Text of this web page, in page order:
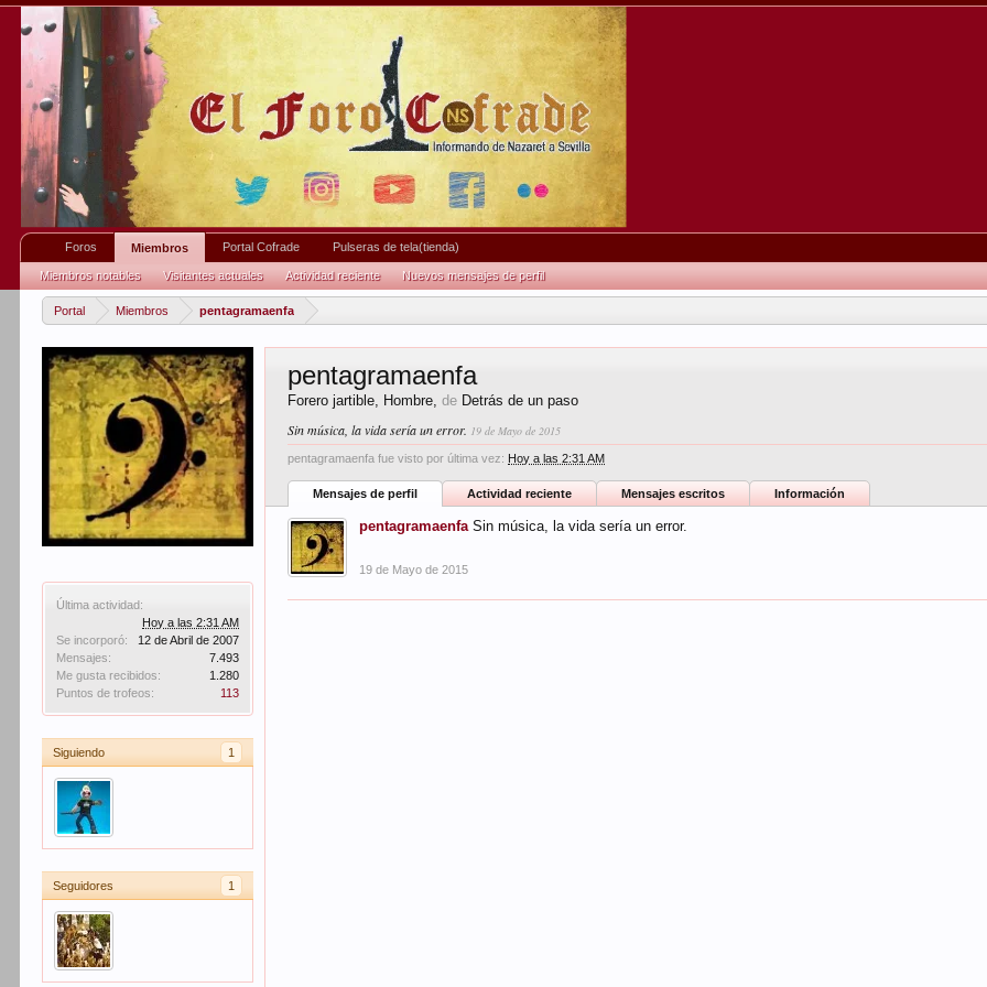
Portal Miembros pentagramaenfa
Última actividad:
Hoy a las 2:31 AM
Se incorporó:
12 de Abril de 2007
Mensajes:
7.493
Me gusta recibidos:
1.280
Puntos de trofeos:
113
Siguiendo 1
Seguidores 1
pentagramaenfa
Forero jartible, Hombre,de Detrás de un paso
Sin música, la vida sería un error. 19 de Mayo de 2015
pentagramaenfa fue visto por última vez: Hoy a las 2:31 AM
Mensajes de perfil Actividad reciente Mensajes escritos Información
pentagramaenfa Sin música, la vida sería un error.
19 de Mayo de 2015
Foros Miembros
Miembros notables Visitantes actuales Actividad reciente Nuevos mensajes de perfil
Portal Cofrade Pulseras de tela(tienda)